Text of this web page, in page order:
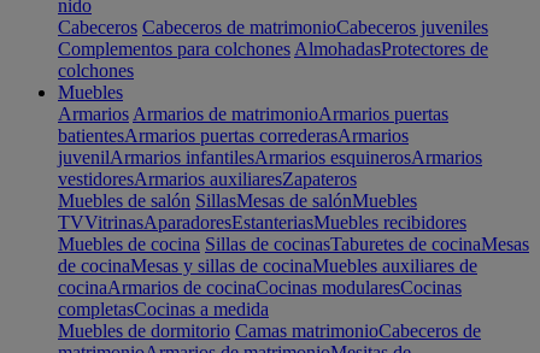
nido
Cabeceros Cabeceros de matrimonioCabeceros juveniles
Complementos para colchones AlmohadasProtectores de
colchones
Muebles
Armarios Armarios de matrimonioArmarios puertas
batientesArmarios puertas correderasArmarios
juvenilArmarios infantilesArmarios esquinerosArmarios
vestidoresArmarios auxiliaresZapateros
Muebles de salón SillasMesas de salónMuebles
TVVitrinasAparadoresEstanteriasMuebles recibidores
Muebles de cocina Sillas de cocinasTaburetes de cocinaMesas
de cocinaMesas y sillas de cocinaMuebles auxiliares de
cocinaArmarios de cocinaCocinas modularesCocinas
completasCocinas a medida
Muebles de dormitorio Camas matrimonioCabeceros de